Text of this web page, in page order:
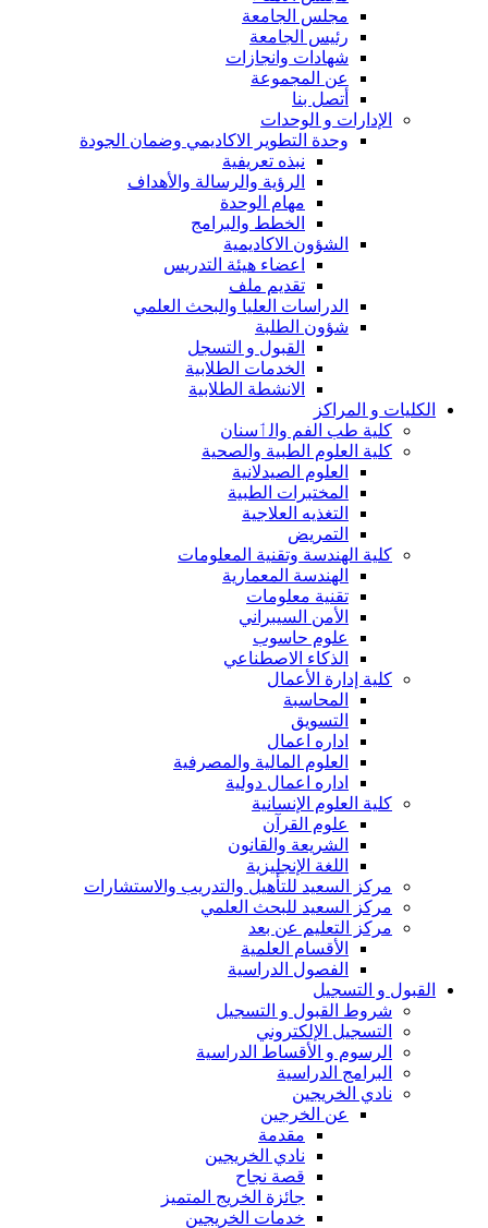
مجلس الجامعة
رئيس الجامعة
شهادات وانجازات
عن المجموعة
أتصل بنا
الإدارات و الوحدات
وحدة التطوير الاكاديمي وضمان الجودة
نبذه تعريفية
الرؤية والرسالة والأهداف
مهام الوحدة
الخطط والبرامج
الشؤون الاكاديمية
اعضاء هيئة التدريس
تقديم ملف
الدراسات العليا والبحث العلمي
شؤون الطلبة
القبول و التسجل
الخدمات الطلابية
الانشطة الطلابية
الكليات و المراكز
كلية طب الفم والٲسنان
كلية العلوم الطبية والصحية
العلوم الصيدلانية
المختبرات الطبية
التغذيه العلاجية
التمريض
كلية الهندسة وتقنية المعلومات
الهندسة المعمارية
تقنية معلومات
الأمن السيبراني
علوم حاسوب
الذكاء الاصطناعي
كلية إدارة الأعمال
المحاسبة
التسويق
اداره اعمال
العلوم المالية والمصرفية
اداره اعمال دولية
كلية العلوم الإنسانية
علوم القرآن
الشريعة والقانون
اللغة الإنجليزية
مركز السعيد للتأهيل والتدريب والاستشارات
مركز السعيد للبحث العلمي
مركز التعليم عن بعد
الأقسام العلمية
الفصول الدراسية
القبول و التسجيل
شروط القبول و التسجيل
التسجيل الإلكتروني
الرسوم و الأقساط الدراسية
البرامج الدراسية
نادي الخريجين
عن الخرجين
مقدمة
نادي الخريجين
قصة نجاح
جائزة الخريج المتميز
خدمات الخريجين